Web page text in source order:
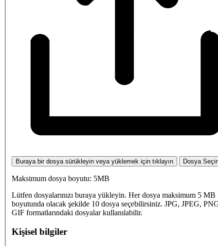
Buraya bir dosya sürükleyin veya yüklemek için tıklayın Dosya
Maksimum dosya boyutu: 5MB
Lütfen dosyalarınızı buraya yükleyin. Her dosya maksimum 5 MB
boyutunda olacak şekilde 10 dosya seçebilirsiniz. JPG, JPEG,
GIF formatlarındaki dosyalar kullanılabilir.
Kişisel bilgiler